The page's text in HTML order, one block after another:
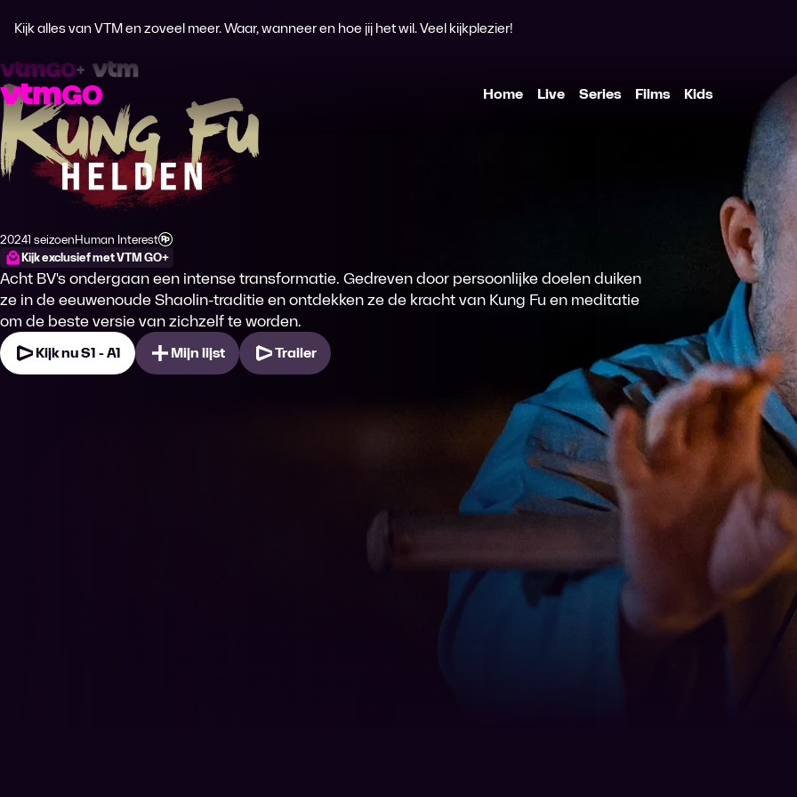
Kijk alles van VTM en zoveel meer. Waar, wanneer en hoe jij het wil. Veel kijkplezier!
Home Live Series Films Kids
Kung Fu Helden
Productiejaar
20241 seizoen
Genre
Human Interest
Leeftijdsclassificatie
Kijk exclusief met VTM GO+
Acht BV's ondergaan een intense transformatie. Gedreven door persoonlijke doelen duiken
ze in de eeuwenoude Shaolin-traditie en ontdekken ze de kracht van Kung Fu en meditatie
om de beste versie van zichzelf te worden.
Kijk nu S1 - A1 Mijn lijst Trailer